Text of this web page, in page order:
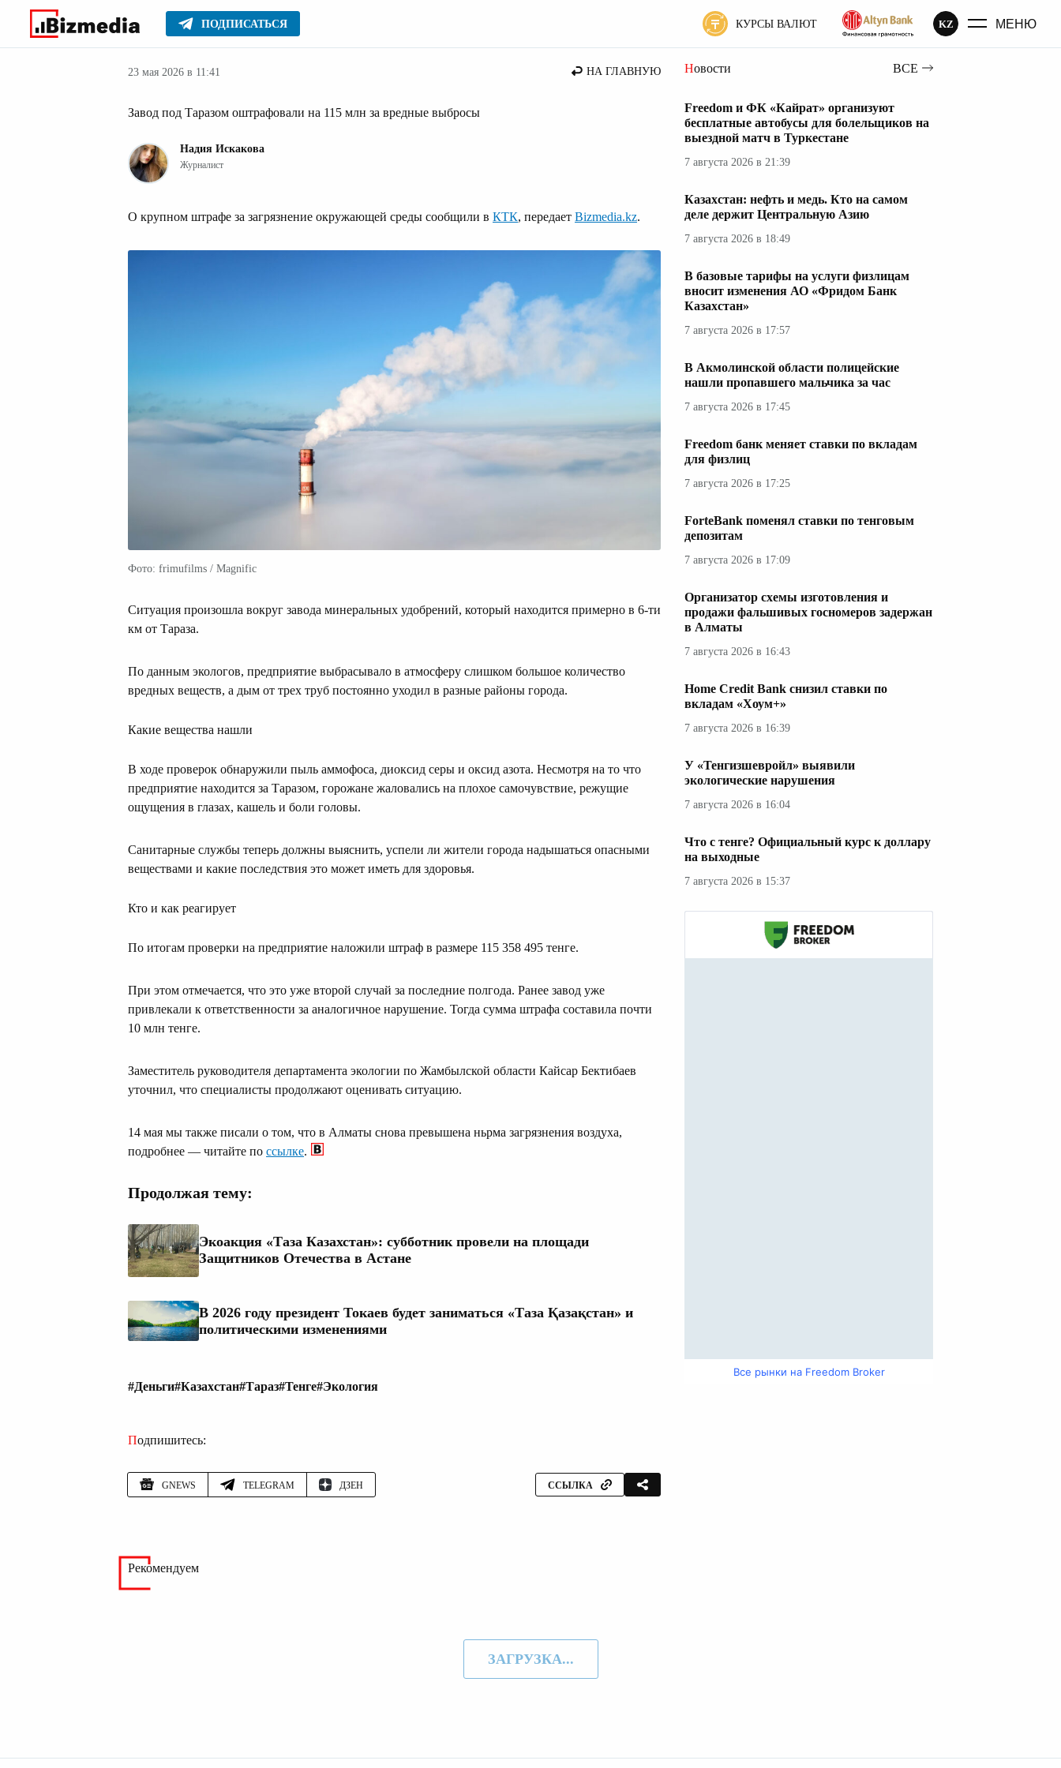
ПОДПИСАТЬСЯ КУРСЫ ВАЛЮТ KZ МЕНЮ
Главное Новости
23 мая 2026 в 11:41 НА ГЛАВНУЮ
Завод под Таразом оштрафовали на 115 млн за вредные выбросы
Надия Искакова
Журналист
О крупном штрафе за загрязнение окружающей среды сообщили в КТК, передает Bizmedia.kz.
Фото: frimufilms / Magnific
Ситуация произошла вокруг завода минеральных удобрений, который находится примерно в 6-ти
км от Тараза.
По данным экологов, предприятие выбрасывало в атмосферу слишком большое количество
вредных веществ, а дым от трех труб постоянно уходил в разные районы города.
Какие вещества нашли
В ходе проверок обнаружили пыль аммофоса, диоксид серы и оксид азота. Несмотря на то что
предприятие находится за Таразом, горожане жаловались на плохое самочувствие, режущие
ощущения в глазах, кашель и боли головы.
Санитарные службы теперь должны выяснить, успели ли жители города надышаться опасными
веществами и какие последствия это может иметь для здоровья.
Кто и как реагирует
По итогам проверки на предприятие наложили штраф в размере 115 358 495 тенге.
При этом отмечается, что это уже второй случай за последние полгода. Ранее завод уже
привлекали к ответственности за аналогичное нарушение. Тогда сумма штрафа составила почти
10 млн тенге.
Заместитель руководителя департамента экологии по Жамбылской области Кайсар Бектибаев
уточнил, что специалисты продолжают оценивать ситуацию.
14 мая мы также писали о том, что в Алматы снова превышена ньрма загрязнения воздуха,
подробнее — читайте по ссылке.
Продолжая тему:
Экоакция «Таза Казахстан»: субботник провели на площади
Защитников Отечества в Астане
В 2026 году президент Токаев будет заниматься «Таза Қазақстан» и
политическими изменениями
#Деньги#Казахстан#Тараз#Тенге#Экология
Подпишитесь:
GNEWS TELEGRAM ДЗЕН ССЫЛКА
Новости ВСЕ
Freedom и ФК «Кайрат» организуют
бесплатные автобусы для болельщиков на
выездной матч в Туркестане
7 августа 2026 в 21:39
Казахстан: нефть и медь. Кто на самом
деле держит Центральную Азию
7 августа 2026 в 18:49
В базовые тарифы на услуги физлицам
вносит изменения АО «Фридом Банк
Казахстан»
7 августа 2026 в 17:57
В Акмолинской области полицейские
нашли пропавшего мальчика за час
7 августа 2026 в 17:45
Freedom банк меняет ставки по вкладам
для физлиц
7 августа 2026 в 17:25
ForteBank поменял ставки по тенговым
депозитам
7 августа 2026 в 17:09
Организатор схемы изготовления и
продажи фальшивых госномеров задержан
в Алматы
7 августа 2026 в 16:43
Home Credit Bank снизил ставки по
вкладам «Хоум+»
7 августа 2026 в 16:39
У «Тенгизшевройл» выявили
экологические нарушения
7 августа 2026 в 16:04
Что с тенге? Официальный курс к доллару
на выходные
7 августа 2026 в 15:37
Все рынки на Freedom Broker
Рекомендуем
ЗАГРУЗКА...